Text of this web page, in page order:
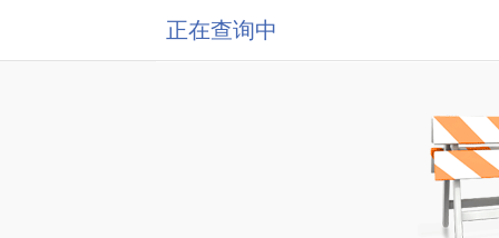
正在查询中